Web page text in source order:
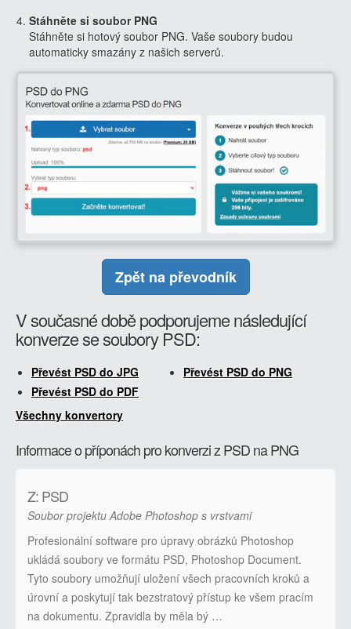
Stáhněte si soubor PNG
Stáhněte si hotový soubor PNG. Vaše soubory budou
automaticky smazány z našich serverů.
Zpět na převodník
V současné době podporujeme následující
konverze se soubory PSD:
Převést PSD do JPG
Převést PSD do PNG
Převést PSD do PDF
Všechny konvertory
Informace o příponách pro konverzi z PSD na PNG
Z: PSD
Soubor projektu Adobe Photoshop s vrstvami
Profesionální software pro úpravy obrázků Photoshop
ukládá soubory ve formátu PSD, Photoshop Document.
Tyto soubory umožňují uložení všech pracovních kroků a
úrovní a poskytují tak bezstratový přístup ke všem pracím
na dokumentu. Zpravidla by měla bý …